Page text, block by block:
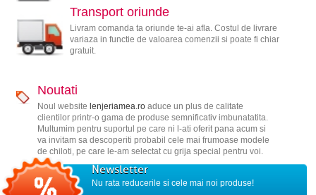
Transport oriunde
Livram comanda ta oriunde te-ai afla. Costul de livrare
variaza in functie de valoarea comenzii si poate fi chiar
gratuit.
Noutati
Noul website lenjeriamea.roaduce un plus de calitate
clientilor printr-o gama de produse semnificativ imbunatatita.
Multumim pentru suportul pe care ni l-ati oferit pana acum si
va invitam sa descoperiti probabil cele mai frumoase modele
de chiloti, pe care le-am selectat cu grija special pentru voi.
Newsletter
Nu rata reducerile si cele mai noi produse!